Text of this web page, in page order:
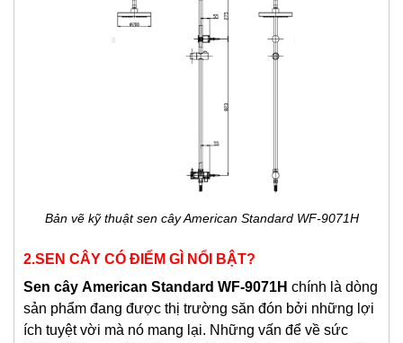
Bản vẽ kỹ thuật sen cây American Standard WF-9071H
2.SEN CÂY CÓ ĐIỂM GÌ NỔI BẬT?
Sen cây American Standard WF-9071H chính là dòng
sản phẩm đang được thị trường săn đón bởi những lợi
ích tuyệt vời mà nó mang lại. Những vấn để về sức